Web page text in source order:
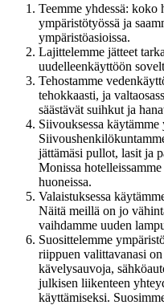
Teemme yhdessä: koko
ympäristötyössä ja
ympäristöasioissa.
Lajittelemme jätteet
uudelleenkäyttöön
Tehostamme
tehokkaasti, ja
säästävät suihkut ja
Siivouksessa
jättämäsi pullot, lasit ja
Monissa
huoneissa.
Valaistuksessa
Näitä meillä on jo
vaihdamme uuden
Suosittelemme
riippuen valittavanasi
kävelysauvoja,
julkisen liikenteen
käyttämiseksi.